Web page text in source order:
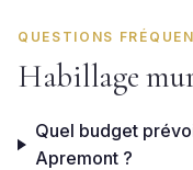
QUESTIONS
Habillage
Quel budget
Apremont ?